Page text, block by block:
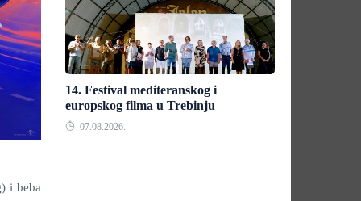
) i beba
14. Festival mediteranskog i
europskog filma u Trebinju
07.08.2026.